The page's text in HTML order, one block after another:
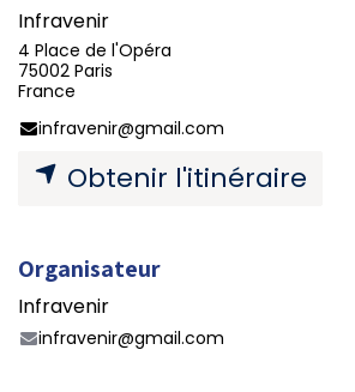
Infravenir
4 Place de l'Opéra
75002 Paris
France
infravenir@gmail.com
Obtenir l'itinéraire
Organisateur
Infravenir
infravenir@gmail.com